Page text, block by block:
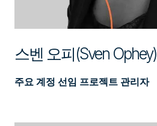
스벤 오피(Sven Ophey)
주요 계정 선임 프로젝트 관리자